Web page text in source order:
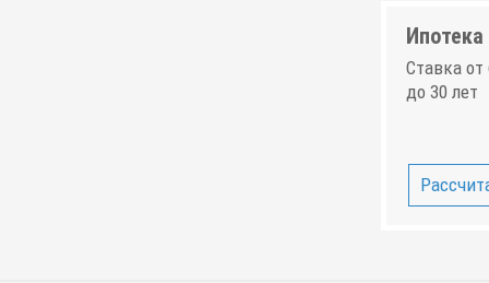
Ипотека
Ставка от
до 30 лет